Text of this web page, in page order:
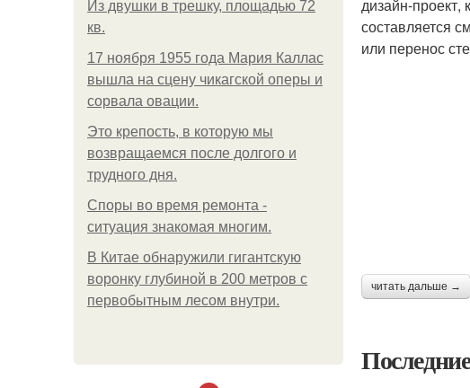
Из двушки в трешку, площадью 72
кв.
17 ноября 1955 года Мария Каллас
вышла на сцену чикагской оперы и
сорвала овации.
Это крепость, в которую мы
возвращаемся после долгого и
трудного дня.
Споры во время ремонта -
ситуация знакомая многим.
В Китaе обнаружили гигaнтскую
воронку глубиной в 200 метров с
первобытным лесом внутри.
дизайн-проект,
составляется
или перенос
читать дальше →